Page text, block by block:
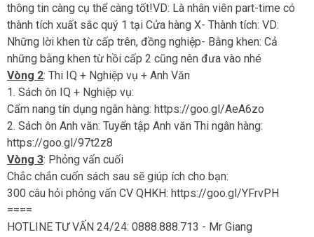
thông tin càng cụ thể càng tốt!VD: Là nhân viên part-time có
thành tích xuất sắc quý 1 tại Cửa hàng X- Thành tích: VD:
Những lời khen từ cấp trên, đồng nghiệp- Bằng khen: Cả
những bằng khen từ hồi cấp 2 cũng nên đưa vào nhé
Vòng 2: Thi IQ + Nghiệp vụ + Anh Văn
1. Sách ôn IQ + Nghiệp vụ:
Cẩm nang tín dụng ngân hàng: https://goo.gl/AeA6zo
2. Sách ôn Anh văn: Tuyển tập Anh văn Thi ngân hàng:
https://goo.gl/97t2z8
Vòng 3: Phỏng vấn cuối
Chắc chắn cuốn sách sau sẽ giúp ích cho bạn:
300 câu hỏi phỏng vấn CV QHKH: https://goo.gl/YFrvPH
====
HOTLINE TƯ VẤN 24/24: 0888.888.713 - Mr Giang